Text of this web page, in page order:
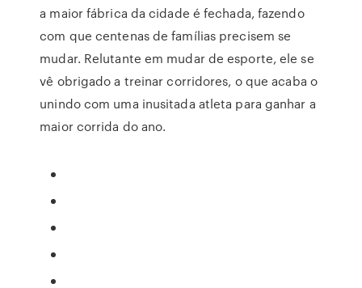
a maior fábrica da cidade é fechada, fazendo
com que centenas de famílias precisem se
mudar. Relutante em mudar de esporte, ele se
vê obrigado a treinar corridores, o que acaba o
unindo com uma inusitada atleta para ganhar a
maior corrida do ano.